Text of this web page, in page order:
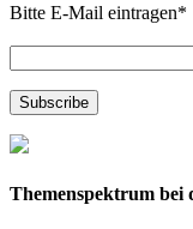
Bitte E-Mail eintragen*
Themenspektrum bei